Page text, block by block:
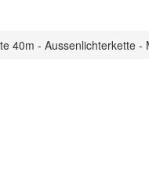
40m - Aussenlichterkette